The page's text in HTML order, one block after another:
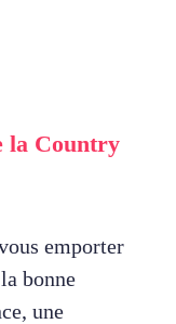
la Country
emporter
bonne
une